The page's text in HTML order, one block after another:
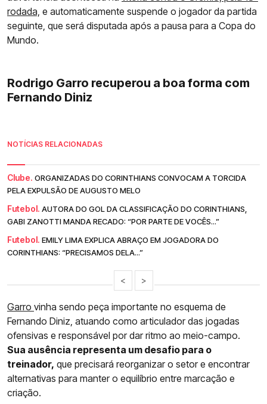
rodada, e automaticamente suspende o jogador da partida
seguinte, que será disputada após a pausa para a Copa do
Mundo.
Rodrigo Garro recuperou a boa forma com
Fernando Diniz
NOTÍCIAS RELACIONADAS
Clube. ORGANIZADAS DO CORINTHIANS CONVOCAM A TORCIDA
PELA EXPULSÃO DE AUGUSTO MELO
Futebol. AUTORA DO GOL DA CLASSIFICAÇÃO DO CORINTHIANS,
GABI ZANOTTI MANDA RECADO: “POR PARTE DE VOCÊS...”
Futebol. EMILY LIMA EXPLICA ABRAÇO EM JOGADORA DO
CORINTHIANS: “PRECISAMOS DELA...”
< >
Garro vinha sendo peça importante no esquema de
Fernando Diniz, atuando como articulador das jogadas
ofensivas e responsável por dar ritmo ao meio-campo.
Sua ausência representa um desafio para o
treinador, que precisará reorganizar o setor e encontrar
alternativas para manter o equilíbrio entre marcação e
criação.